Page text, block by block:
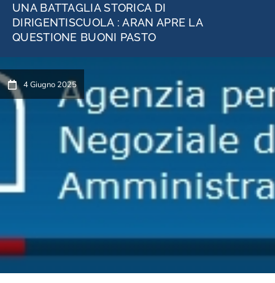
UNA BATTAGLIA STORICA DI
DIRIGENTISCUOLA : ARAN APRE LA
QUESTIONE BUONI PASTO
4 Giugno 2025